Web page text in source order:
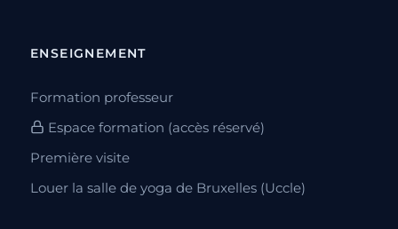
ENSEIGNEMENT
Formation professeur
Espace formation (accès réservé)
Première visite
Louer la salle de yoga de Bruxelles (Uccle)